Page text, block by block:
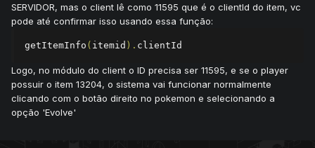
SERVIDOR, mas o client lê como 11595 que é o clientId do item, vc
pode até confirmar isso usando essa função:
getItemInfo ( itemid ). clientId
Logo, no módulo do client o ID precisa ser 11595, e se o player
possuir o item 13204, o sistema vai funcionar normalmente
clicando com o botão direito no pokemon e selecionando a
opção 'Evolve'